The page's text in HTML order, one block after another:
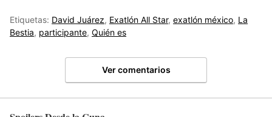
Etiquetas: David Juárez, Exatlón All Star, exatlón méxico, La
Bestia, participante, Quién es
Ver comentarios